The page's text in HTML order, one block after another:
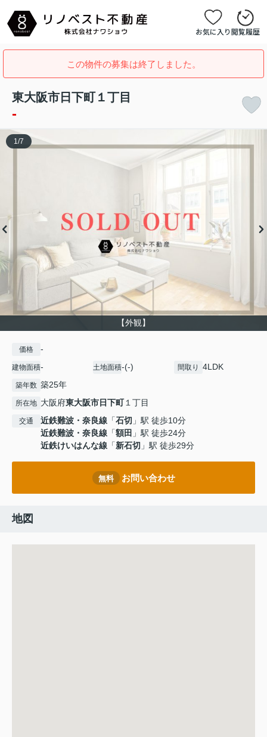
お気に入り閲覧履歴
この物件の募集は終了しました。
東大阪市日下町１丁目
-
【外観】
1 /7
価格 -
建物面積- 土地面積-(-) 間取り 4LDK
築年数 築25年
所在地 大阪府東大阪市日下町１丁目
交通 近鉄難波・奈良線 「石切 」駅 徒歩10分
近鉄難波・奈良線 「額田 」駅 徒歩24分
近鉄けいはんな線 「新石切 」駅 徒歩29分
無料 お問い合わせ
地図